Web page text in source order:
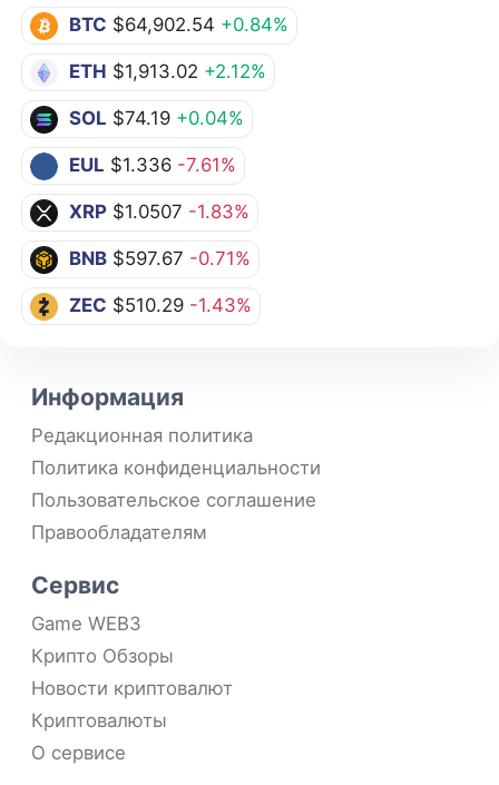
BTC $64,902.54 +0.84%
ETH $1,913.02 +2.12%
SOL $74.19 +0.04%
EUL $1.336 -7.61%
XRP $1.0507 -1.83%
BNB $597.67 -0.71%
ZEC $510.29 -1.43%
Информация
Редакционная политика
Политика конфиденциальности
Пользовательское соглашение
Правообладателям
Сервис
Game WEB3
Крипто Обзоры
Новости криптовалют
Криптовалюты
О сервисе